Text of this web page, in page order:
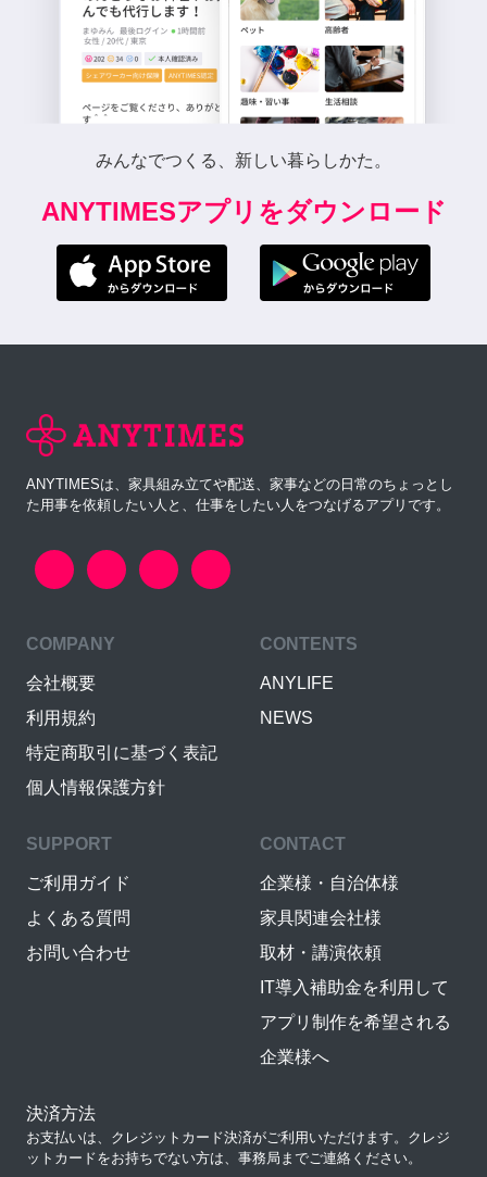
みんなでつくる、新しい暮らしかた。
ANYTIMESアプリをダウンロード
ANYTIMESは、家具組み立てや配送、家事などの日常のちょっとし
た用事を依頼したい人と、仕事をしたい人をつなげるアプリです。
COMPANY
会社概要
利用規約
特定商取引に基づく表記
個人情報保護方針
CONTENTS
ANYLIFE
NEWS
SUPPORT
ご利用ガイド
よくある質問
お問い合わせ
CONTACT
企業様・自治体様
家具関連会社様
取材・講演依頼
IT導入補助金を利用して
アプリ制作を希望される
企業様へ
決済方法
お支払いは、クレジットカード決済がご利用いただけます。クレジ
ットカードをお持ちでない方は、事務局までご連絡ください。